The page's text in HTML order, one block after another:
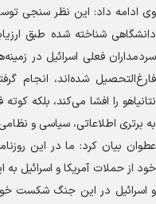
وی ادامه داد: این نظر سنجی
دانشگاهی شناخته شده طبق
سردمداران فعلی اسرائیل در
فارغ‌التحصیل شده‌اند، انجام
نتانیاهو را افشا می‌کند، بلکه
به برتری اطلاعاتی، سیاسی و
عطوان بیان کرد: ما در این
خود از حملات آمریکا و اسرائیل به
و اسرائیل در این جنگ شکست